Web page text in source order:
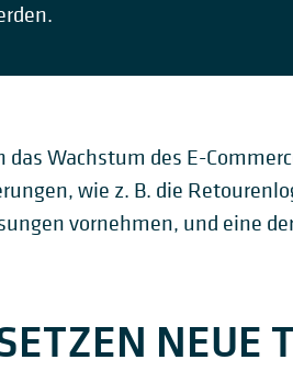
Wachstum des E-
wie z. B. die
vornehmen, und eine
NEUE